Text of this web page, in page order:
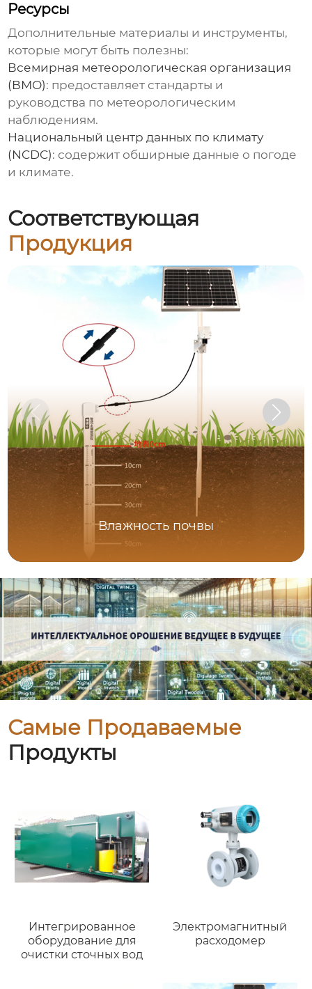
Ресурсы
Дополнительные материалы и инструменты,
которые могут быть полезны:
Всемирная метеорологическая организация
(ВМО): предоставляет стандарты и
руководства по метеорологическим
наблюдениям.
Национальный центр данных по климату
(NCDC): содержит обширные данные о погоде
и климате.
Соответствующая
Продукция
Влажность почвы
Самые Продаваемые
Продукты
Интегрированное
оборудование для
очистки сточных вод
Электромагнитный
расходомер